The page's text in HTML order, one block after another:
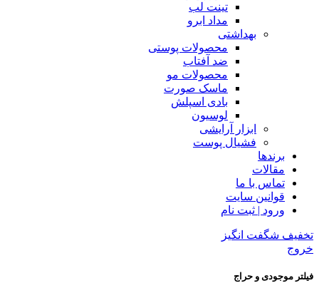
تینت لب
مداد ابرو
بهداشتی
محصولات پوستی
ضد آفتاب
محصولات مو
ماسک صورت
بادی اسپلش
لوسیون
ابزار آرایشی
فشیال پوست
برندها
مقالات
تماس با ما
قوانین سایت
ورود | ثبت نام
تخفیف شگفت انگیز
خروج
فیلتر موجودی و حراج